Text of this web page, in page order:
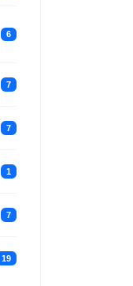
6
7
7
1
7
19